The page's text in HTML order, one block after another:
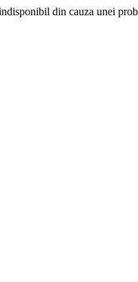
din cauza unei